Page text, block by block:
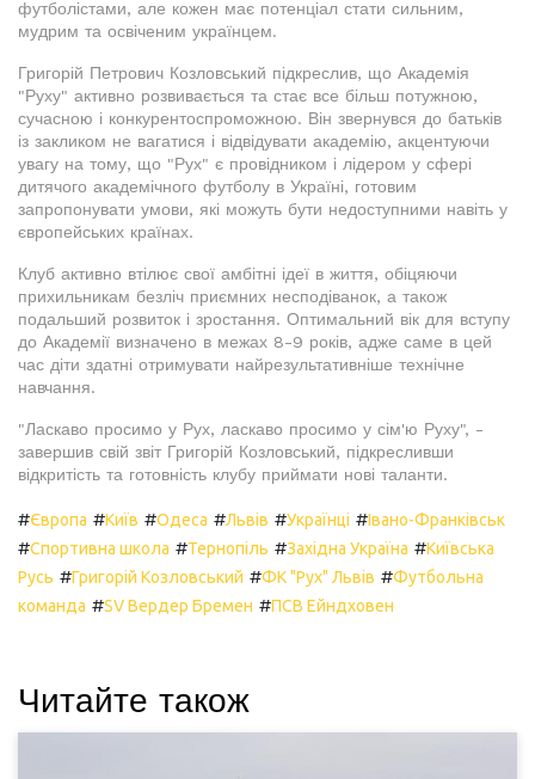
футболістами, але кожен має потенціал стати сильним,
мудрим та освіченим українцем.
Григорій Петрович Козловський підкреслив, що Академія
"Руху" активно розвивається та стає все більш потужною,
сучасною і конкурентоспроможною. Він звернувся до батьків
із закликом не вагатися і відвідувати академію, акцентуючи
увагу на тому, що "Рух" є провідником і лідером у сфері
дитячого академічного футболу в Україні, готовим
запропонувати умови, які можуть бути недоступними навіть у
європейських країнах.
Клуб активно втілює свої амбітні ідеї в життя, обіцяючи
прихильникам безліч приємних несподіванок, а також
подальший розвиток і зростання. Оптимальний вік для вступу
до Академії визначено в межах 8-9 років, адже саме в цей
час діти здатні отримувати найрезультативніше технічне
навчання.
"Ласкаво просимо у Рух, ласкаво просимо у сім'ю Руху", -
завершив свій звіт Григорій Козловський, підкресливши
відкритість та готовність клубу приймати нові таланти.
#Європа #Київ #Одеса #Львів #Українці #Івано-Франківськ
#Спортивна школа #Тернопіль #Західна Україна #Київська
Русь #Григорій Козловський #ФК "Рух" Львів #Футбольна
команда #SV Вердер Бремен #ПСВ Ейндховен
Читайте також